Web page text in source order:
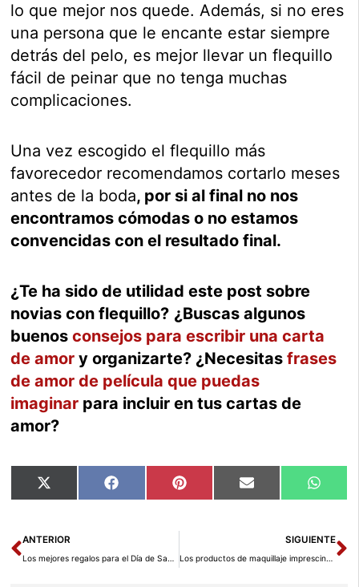
lo que mejor nos quede. Además, si no eres
una persona que le encante estar siempre
detrás del pelo, es mejor llevar un flequillo
fácil de peinar que no tenga muchas
complicaciones.
Una vez escogido el flequillo más
favorecedor recomendamos cortarlo meses
antes de la boda, por si al final no nos
encontramos cómodas o no estamos
convencidas con el resultado final.
¿Te ha sido de utilidad este post sobre
novias con flequillo? ¿Buscas algunos
buenosconsejos para escribir una carta
de amor y organizarte? ¿Necesitasfrases
de amor de película que puedas
imaginar para incluir en tus cartas de
amor?
Compartir
en
X
(Twitter)
Compartir
en
Facebook Compartir
en
Pinterest Compartir
en
Email
en
Ant
ANTERIOR
Los mejores regalos para el Día de San Valentín
SIGUIENTE
Los productos de maquillaje imprescindibles en tu neceser